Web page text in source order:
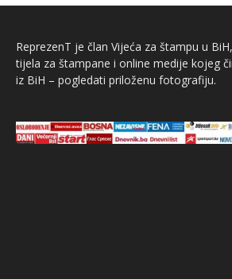
ReprezenT je član Vijeća za štampu u
tijela za štampane i online medije kojeg
iz BiH – pogledati priloženu fotografiju.